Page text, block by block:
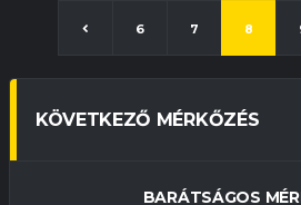
6 7 8
KÖVETKEZŐ MÉRKŐZÉS
BARÁTSÁGOS